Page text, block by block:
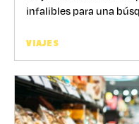
infalibles para una
VIAJES